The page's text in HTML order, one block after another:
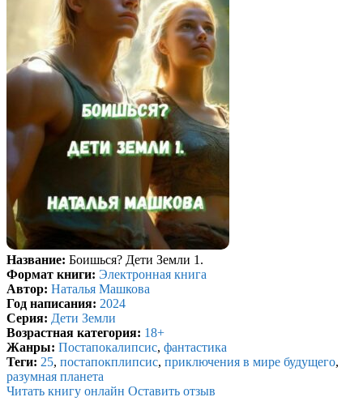
Название: Боишься? Дети Земли 1.
Формат книги: Электронная книга
Автор: Наталья Машкова
Год написания: 2024
Серия: Дети Земли
Возрастная категория: 18+
Жанры: Постапокалипсис, фантастика
Теги: 25, постапокплипсис, приключения в мире будущего,
разумная планета
Читать книгу онлайн Оставить отзыв